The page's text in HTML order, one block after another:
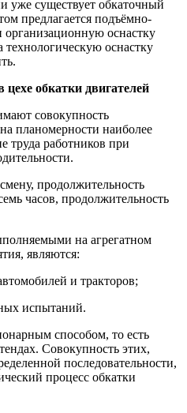
уже существует обкаточный
предлагается подъёмно-
организационную оснастку
технологическую оснастку
цехе обкатки двигателей
совокупность
планомерности наиболее
труда работников при
продолжительность
часов, продолжительность
на агрегатном
являются:
и тракторов;
испытаний.
способом, то есть
Совокупность этих,
последовательности,
процесс обкатки